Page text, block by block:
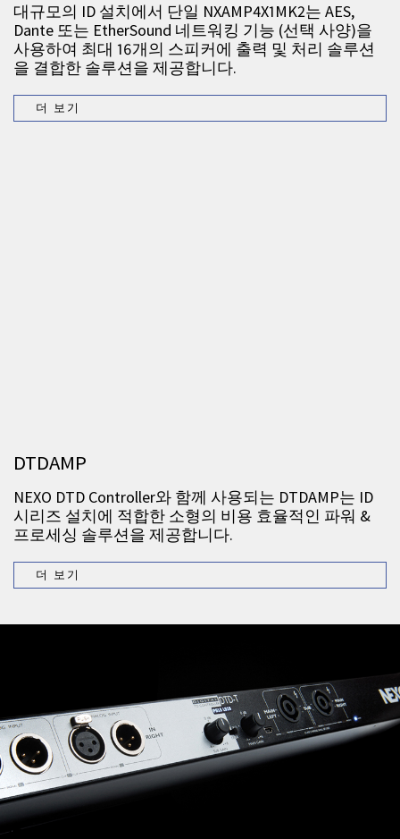
대규모의 ID 설치에서 단일 NXAMP4X1MK2는 AES,
Dante 또는 EtherSound 네트워킹 기능 (선택 사양)을
사용하여 최대 16개의 스피커에 출력 및 처리 솔루션
을 결합한 솔루션을 제공합니다.
더 보기
DTDAMP
NEXO DTD Controller와 함께 사용되는 DTDAMP는 ID
시리즈 설치에 적합한 소형의 비용 효율적인 파워 &
프로세싱 솔루션을 제공합니다.
더 보기